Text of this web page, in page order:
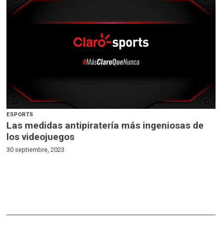
ESPORTS
Las medidas antipiratería más ingeniosas de
los videojuegos
30 septiembre, 2023